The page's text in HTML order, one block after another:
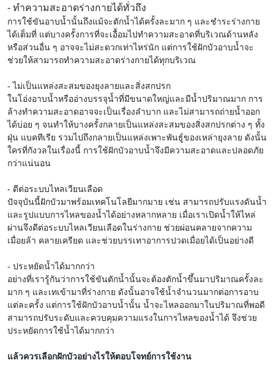
- ทำความสะอาดร่างกายได้ทั่วถึง
การใช้ขันอาบน้ำนั้นถึงแม้จะตักน้ำได้ครั้งละมาก ๆ และชำระร่างกาย
ได้เต็มที่ แต่บางครั้งการที่จะเอื้อมไปทำความสะอาดที่บริเวณด้านหลัง
หรือส่วนอื่น ๆ อาจจะไม่สะดวกเท่าไหร่นัก แต่การใช้ฝักบัวอาบน้ำจะ
ช่วยให้สามารถทำความสะอาดร่างกายได้ทุกบริเวณ
- ไม่เป็นแหล่งสะสมของยุงลายและสิ่งสกปรก
ในโอ่งอาบน้ำหรืออ่างบรรจุน้ำที่มีขนาดใหญ่และมีน้ำปริมาณมาก การ
ล้างทำความสะอาดอาจจะเป็นเรื่องลำบาก และไม่สามารถถ่ายน้ำออก
ได้บ่อย ๆ จนทำให้บางครั้งกลายเป็นแหล่งสะสมของสิ่งสกปรกต่าง ๆ ทั้ง
ฝุ่น แบคทีเรีย รวมไปถึงกลายเป็นแหล่งเพาะพันธู์ของเหล่ายุงลาย ดังนั้น
ใครที่กังวลในเรื่องนี้ การใช้ฝักบัวอาบน้ำจึงมีความสะอาดและปลอดภัย
กว่าแน่นอน
- ดีต่อระบบไหลเวียนเลือด
ปัจจุบันนี้ฝักบัวมาพร้อมเทคโนโลยีมากมาย เช่น สามารถปรับแรงดันน้ำ
และรูปแบบการไหลของน้ำได้อย่างหลากหลาย เมื่อเราเปิดน้ำให้ไหล่
ผ่านจึงดีต่อระบบไหลเวียนเลือดในร่างกาย ช่วยผ่อนคลายจากความ
เมื่อยล้า คลายเครียด และช่วยบรรเทาอาการปวดเมื่อยได้เป็นอย่างดี
- ประหยัดน้ำได้มากกว่า
อย่างที่เรารู้กันว่าการใช้ขันตักน้ำนั้นจะต้องตักน้ำขึ้นมาปริมาณครั้งละ
มาก ๆ และเทเข้ามาที่ร่างกาย ดังนั้นอาจใช้น้ำจำนวนมากต่อการอาบ
แต่ละครั้ง แต่การใช้ฝักบัวอาบน้ำนั้น น้ำจะไหลออกมาในปริมาณที่พอดี
สามารถปรับระดับและควบคุมความแรงในการไหลของน้ำได้ จึงช่วย
ประหยัดการใช้น้ำได้มากกว่า
แล้วควรเลือกฝักบัวอย่างไรให้ตอบโจทย์การใช้งาน